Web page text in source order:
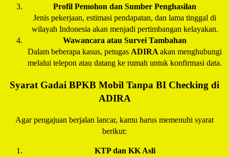
Profil Pemohon dan Sumber Penghasilan
Jenis pekerjaan, estimasi pendapatan, dan lama tinggal di
wilayah Indonesia akan menjadi pertimbangan kelayakan.
Wawancara atau Survei Tambahan
Dalam beberapa kasus, petugas ADIRA akan menghubungi
melalui telepon atau datang ke rumah untuk konfirmasi data.
Syarat Gadai BPKB Mobil Tanpa BI Checking di
ADIRA
Agar pengajuan berjalan lancar, kamu harus memenuhi syarat
berikut:
KTP dan KK Asli